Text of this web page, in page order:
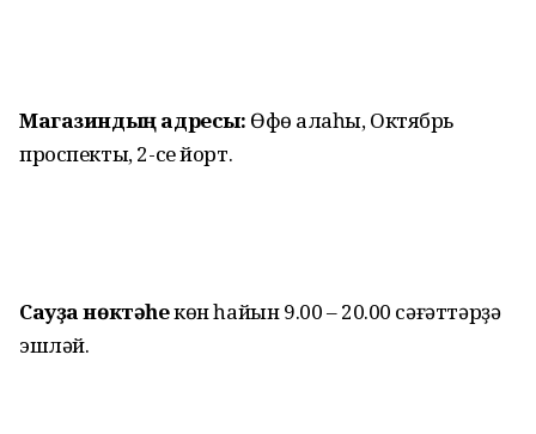
Магазиндың адресы: Өфө ҡалаһы, Октябрь
проспекты, 2-се йорт.
Сауҙа нөктәһекөн һайын 9.00 – 20.00 сәғәттәрҙә
эшләй.